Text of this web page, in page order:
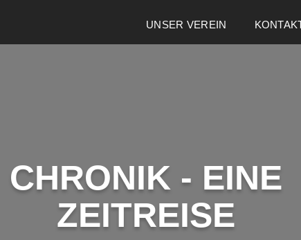
UNSER VEREIN
CHRONIK - EINE
ZEITREISE